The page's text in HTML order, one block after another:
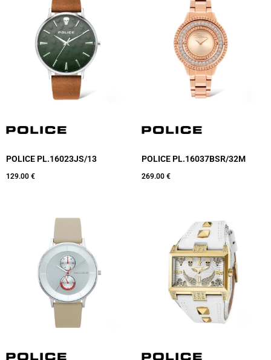
POLICE PL.16023JS/13
129.00 €
POLICE PL.16037BSR/32M
269.00 €